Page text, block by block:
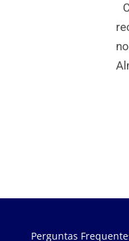
Perguntas